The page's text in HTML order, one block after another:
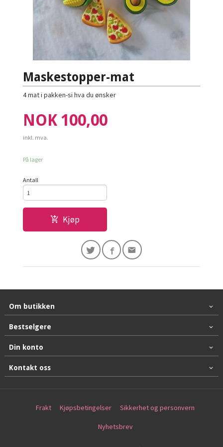
Maskestopper-mat
4 mat i pakken-si hva du ønsker
Pris
NOK 100,00
inkl. mva.
På lager
Antall
Kjøp
Om butikken
Bestselgere
Din konto
Kontakt oss
Frakt Kjøpsbetingelser Sikkerhet og personvern
Nyhetsbrev